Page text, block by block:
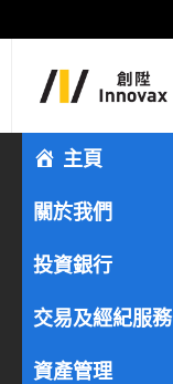
主頁
關於我們
投資銀行
交易及經紀服務
資產管理